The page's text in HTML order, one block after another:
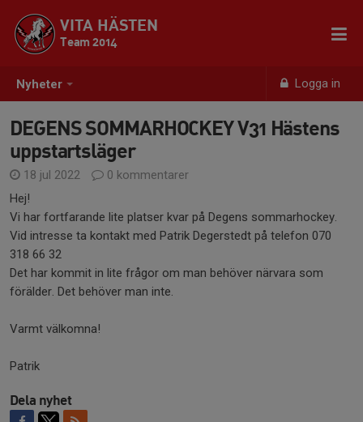
Nyheter Logga in
VITA HÄSTEN
Team 2014
DEGENS SOMMARHOCKEY V31 Hästens
uppstartsläger
18 jul 2022
0 kommentarer
Hej!
Vi har fortfarande lite platser kvar på Degens sommarhockey.
Vid intresse ta kontakt med Patrik Degerstedt på telefon 070
318 66 32
Det har kommit in lite frågor om man behöver närvara som
förälder. Det behöver man inte.
Varmt välkomna!
Patrik
Dela nyhet